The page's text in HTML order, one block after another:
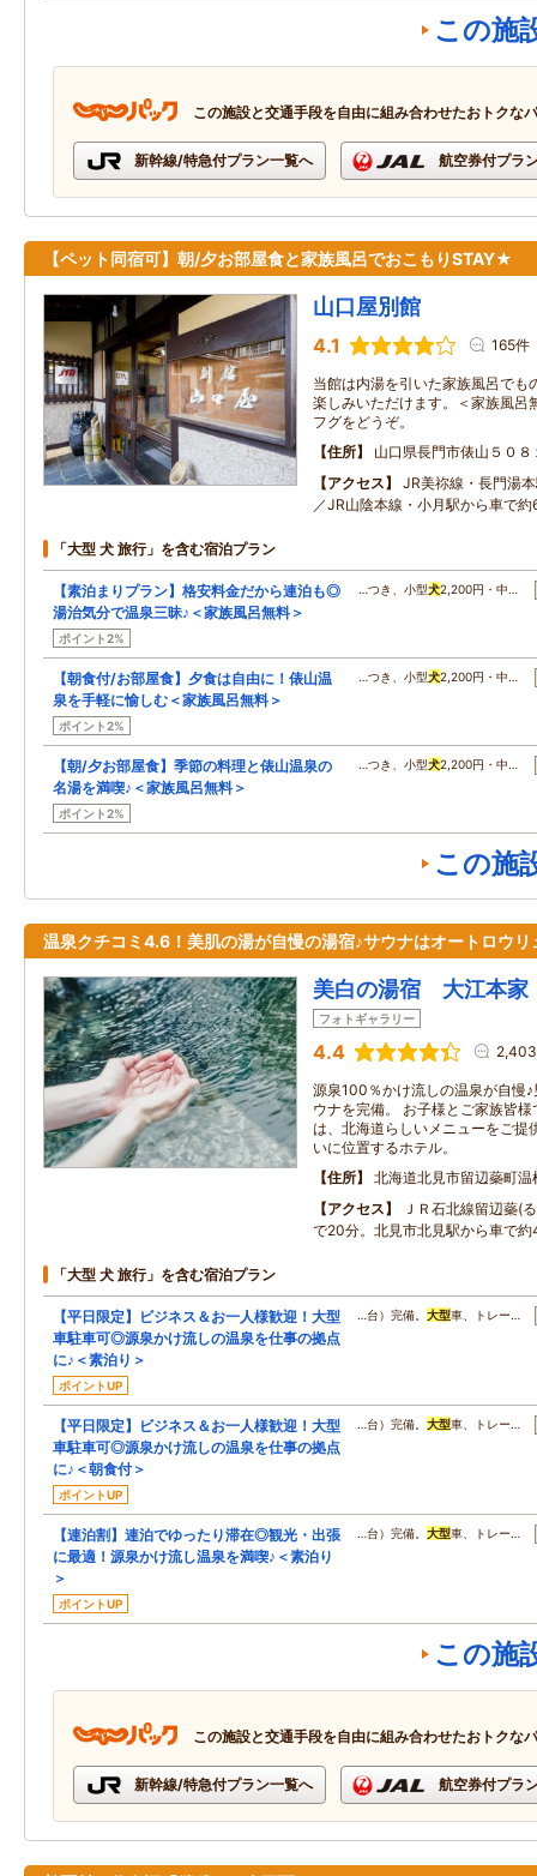
この施
この施設と交通手段を自由に組み合わせたおトクな
新幹線/特急付プラン一覧へ 航空券付プラ
【ペット同宿可】朝/夕お部屋食と家族風呂でおこもりSTAY★
山口屋別館
4.1 165件
当館は内湯を引いた家族風呂でも
楽しみいただけます。＜家族風呂
フグをどうぞ。
住所
山口県長門市俵山５０８
アクセス
JR美祢線・長門湯
／JR山陰本線・小月駅から車で
「大型 犬 旅行」を含む宿泊プラン
【素泊まりプラン】格安料金だから連泊も◎
湯治気分で温泉三昧♪＜家族風呂無料＞
ポイント2%
…つき、小型犬2,200円・中…
【朝食付/お部屋食】夕食は自由に！俵山温
泉を手軽に愉しむ＜家族風呂無料＞
ポイント2%
…つき、小型犬2,200円・中…
【朝/夕お部屋食】季節の料理と俵山温泉の
名湯を満喫♪＜家族風呂無料＞
ポイント2%
…つき、小型犬2,200円・中…
この施
温泉クチコミ4.6！美肌の湯が自慢の湯宿♪サウナはオートロウリ
美白の湯宿 大江本家
フォトギャラリー
4.4
源泉100％かけ流しの温泉が自慢
ウナを完備。 お子様とご家族皆
は、北海道らしいメニューをご提
いに位置するホテル。
住所
北海道北見市留辺蘂町
アクセス
ＪＲ石北線留辺蘂(
で20分。北見市北見駅から車で
「大型 犬 旅行」を含む宿泊プラン
【平日限定】ビジネス＆お一人様歓迎！大型
車駐車可◎源泉かけ流しの温泉を仕事の拠点
に♪＜素泊り＞
ポイントUP
…台）完備。 大型車、トレー…
【平日限定】ビジネス＆お一人様歓迎！大型
車駐車可◎源泉かけ流しの温泉を仕事の拠点
に♪＜朝食付＞
ポイントUP
…台）完備。 大型車、トレー…
【連泊割】連泊でゆったり滞在◎観光・出張
に最適！源泉かけ流し温泉を満喫♪＜素泊り
＞
ポイントUP
…台）完備。 大型車、トレー…
この施
この施設と交通手段を自由に組み合わせたおトクな
新幹線/特急付プラン一覧へ 航空券付プラ